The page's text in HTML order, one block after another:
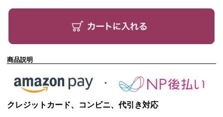
商品説明
クレジットカード、コンビニ、代引き対応